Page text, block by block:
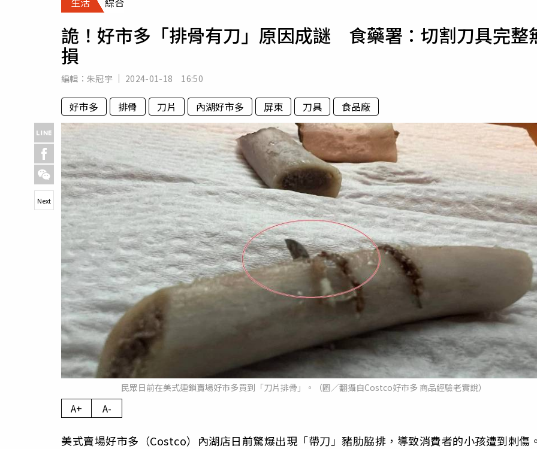
專欄
運勢
詭！好市多「排骨有刀」原因成謎 食藥署：切割刀具完整
損
編輯： 朱冠宇 2024-01-18 16:50
好市多 排骨 刀片 內湖好市多 屏東 刀具 食品廠
民眾日前在美式連鎖賣場好市多買到「刀片排骨」。（圖／翻攝自Costco好市多 商品經驗老實說）
Next
A+ A-
美式賣場好市多（Costco）內湖店日前驚爆出現「帶刀」豬肋脇排，導致消費者的小孩遭到刺傷